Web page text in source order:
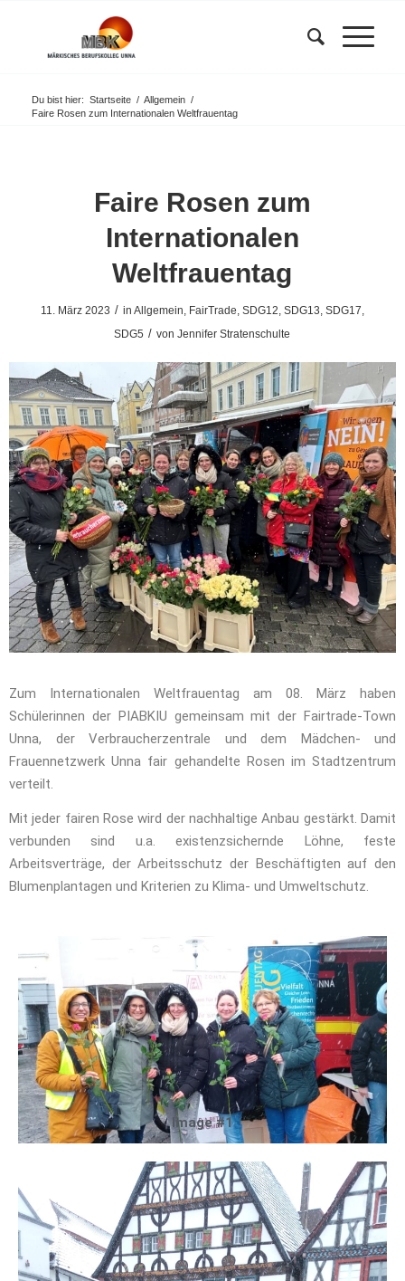
Du bist hier: Startseite / Allgemein /
Faire Rosen zum Internationalen Weltfrauentag
Faire Rosen zum
Internationalen
Weltfrauentag
11. März 2023 / in Allgemein, FairTrade, SDG12, SDG13, SDG17,
SDG5 / vonJennifer Stratenschulte
Zum Internationalen Weltfrauentag am 08. März haben
Schülerinnen der PIABKIU gemeinsam mit der Fairtrade-Town
Unna, der Verbraucherzentrale und dem Mädchen- und
Frauennetzwerk Unna fair gehandelte Rosen im Stadtzentrum
verteilt.
Mit jeder fairen Rose wird der nachhaltige Anbau gestärkt . Damit
verbunden sind u.a. existenzsichernde Löhne, feste
Arbeitsverträge, der Arbeitsschutz der Beschäftigtenauf den
Blumenplantagen und Kriterien zu Klima- und Umweltschutz.
Image #1